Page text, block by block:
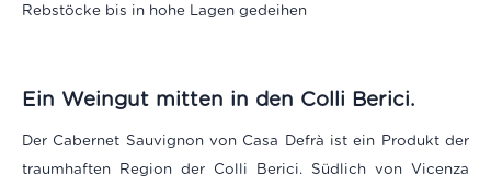
Rebstöcke bis in hohe Lagen gedeihen
Ein Weingut mitten in den Colli Berici.
Der Cabernet Sauvignon von Casa Defrà ist ein Produkt der
traumhaften Region der Colli Berici. Südlich von Vicenza